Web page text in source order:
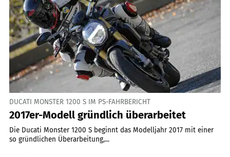
DUCATI MONSTER 1200 S IM PS-FAHRBERICHT
2017er-Modell gründlich überarbeitet
Die Ducati Monster 1200 S beginnt das Modelljahr 2017 mit einer
so gründlichen Überarbeitung,...